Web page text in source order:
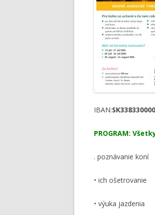
IBAN:
PROGRAM:
. poznávanie koní
• ich ošetrovanie
• výuka jazdenia